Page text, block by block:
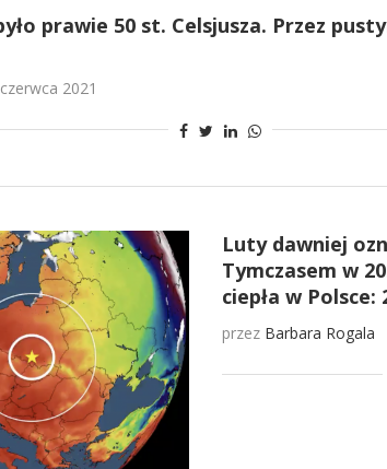
prawie 50 st. Celsjusza. Przez
2021
Luty dawniej
Tymczasem w
ciepła w Polsce:
przez Barbara Rogala